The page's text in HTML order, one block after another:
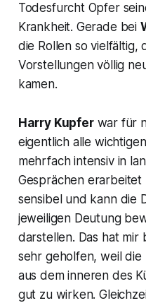
Todesfurcht Opfer
Krankheit. Gerade bei
die Rollen so vielfältig,
Vorstellungen völlig
kamen.
Harry Kupferwar für
eigentlich alle
mehrfach intensiv in
Gesprächen erarbeitet
sensibel und kann die
jeweiligen Deutung
darstellen. Das hat
sehr geholfen, weil
aus dem inneren des
gut zu wirken.